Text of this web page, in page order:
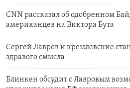
CNN рассказал об одобренном
американцев на Виктора Бута
Сергей Лавров и кремлевские
здравого смысла
Блинкен обсудит с Лавровым